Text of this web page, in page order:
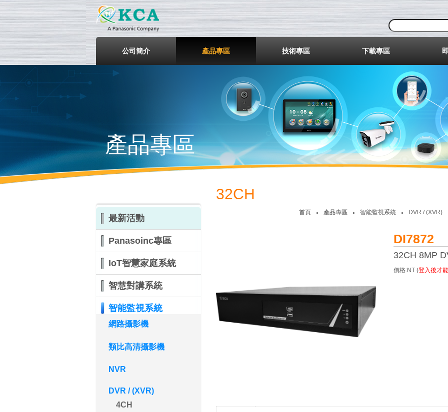
鎧鋒企業股份有限公司
公司簡介 產品專區 技術專區 下載專區
產品專區
最新活動
Panasoinc專區
IoT智慧家庭系統
智慧對講系統
智能監視系統
網路攝影機
類比高清攝影機
NVR
DVR / (XVR)
4CH
32CH
首頁 ● 產品專區 ● 智能監視系統 ● DVR / (XVR)
DI7872
32CH 8MP
價格:NT (登入後才